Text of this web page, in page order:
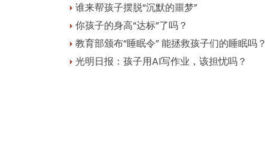
谁来帮孩子摆脱“沉默的噩梦”
你孩子的身高“达标”了吗？
教育部颁布“睡眠令” 能拯救孩子们的睡眠吗？
光明日报：孩子用AI写作业，该担忧吗？